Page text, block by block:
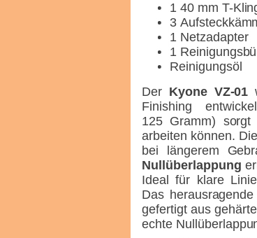
1 40 mm T-
3
1 Netzadapter
1
Reinigungsöl
Der Kyone VZ-01
Finishing
125 Gramm)
arbeiten können.
bei längerem
Nullüberlappung
Ideal für klare
Das
gefertigt aus
echte